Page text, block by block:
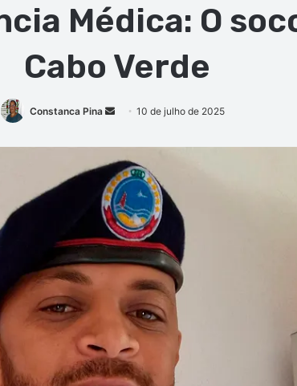
Médica: O
Cabo Verde
Constanca Pina
Mande
e-
mail
10 de julho de 2025